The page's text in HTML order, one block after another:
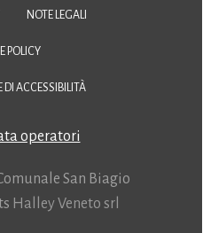
NOTE LEGALI
POLICY
ACCESSIBILITÀ
operatori
San Biagio
Halley Veneto srl